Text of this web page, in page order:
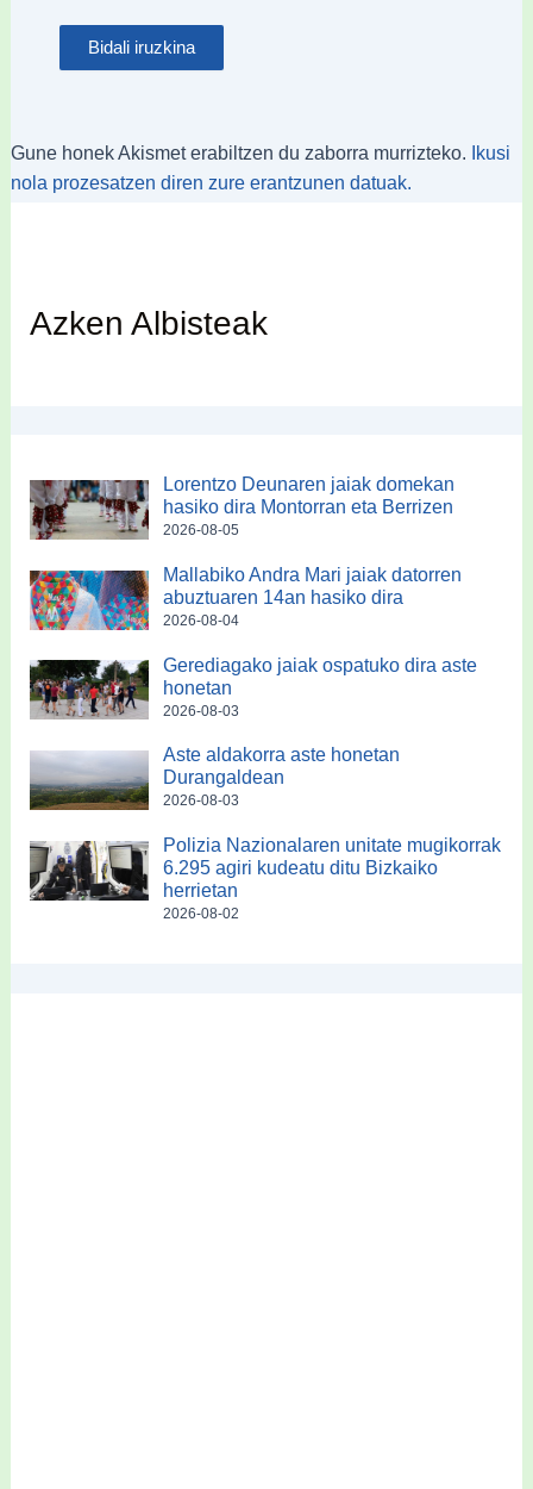
Gune honek Akismet erabiltzen du zaborra murrizteko.
Ikusi
nola prozesatzen diren zure erantzunen datuak.
Azken Albisteak
Lorentzo Deunaren jaiak domekan
hasiko dira Montorran eta Berrizen
2026-08-05
Mallabiko Andra Mari jaiak datorren
abuztuaren 14an hasiko dira
2026-08-04
Gerediagako jaiak ospatuko dira aste
honetan
2026-08-03
Aste aldakorra aste honetan
Durangaldean
2026-08-03
Polizia Nazionalaren unitate mugikorrak
6.295 agiri kudeatu ditu Bizkaiko
herrietan
2026-08-02